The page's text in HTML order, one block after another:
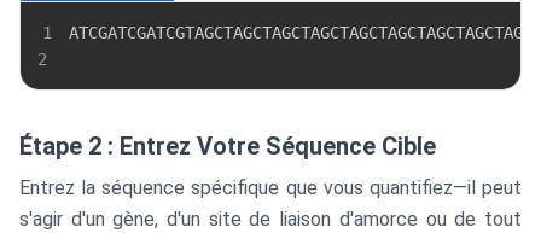
1
2
Étape 2 : Entrez Votre Séquence Cible
Entrez la séquence spécifique que vous quantifiez—il peut
s'agir d'un gène, d'un site de liaison d'amorce ou de tout